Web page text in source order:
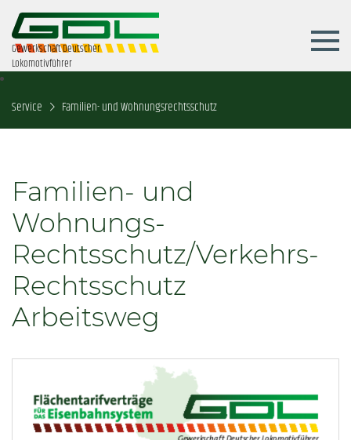
Gewerkschaft Deutscher
Lokomotivführer
Service Familien- und Wohnungsrechtsschutz
Familien- und
Wohnungs-
Rechtsschutz/Verkehrs-
Rechtsschutz
Arbeitsweg